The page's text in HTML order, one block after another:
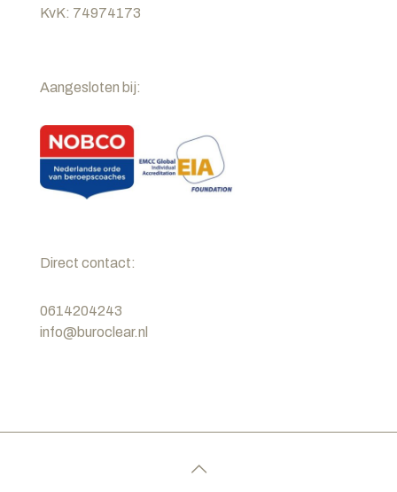
KvK: 74974173
Aangesloten bij:
Direct contact:
0614204243
info@buroclear.nl